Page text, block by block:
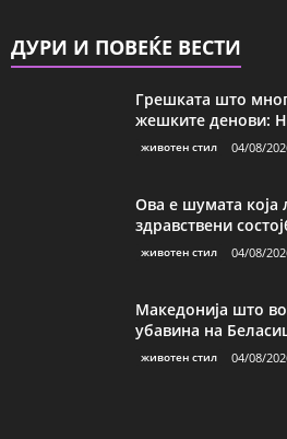
ДУРИ И ПОВЕЌЕ ВЕСТИ
Грешката што
жешките денови:
животен стил 04/08/
Ова е шумата која
здравствени
животен стил 04/08/
Македонија што
убавина на
животен стил 04/08/